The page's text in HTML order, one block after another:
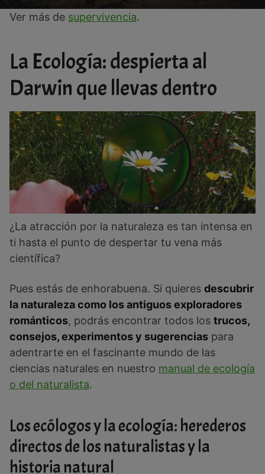
Ver más de supervivencia.
La Ecología: despierta al
Darwin que llevas dentro
¿La atracción por la naturaleza es tan intensa en
ti hasta el punto de despertar tu vena más
científica?
Pues estás de enhorabuena. Si quieres descubrir
la naturaleza como los antiguos exploradores
románticos, podrás encontrar todos los trucos,
consejos, experimentos y sugerencias para
adentrarte en el fascinante mundo de las
ciencias naturales en nuestro manual de ecología
o del naturalista.
Los ecólogos y la ecología: herederos
directos de los naturalistas y la
historia natural